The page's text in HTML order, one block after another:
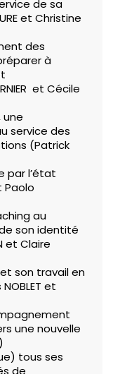
de sa
et Christine
des
à
et Cécile
une
service des
(Patrick
par l’état
Paolo
au
son identité
et Claire
son travail en
et
une nouvelle
tous ses
de